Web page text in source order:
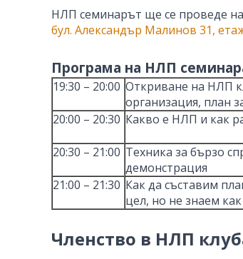
НЛП семинарът ще се проведе на
бул. Александър Малинов 31,
Програма на НЛП
19:30 – 20:00 Откриване на НЛП
организация, план
20:00 – 20:30 Какво е НЛП и как
20:30 – 21:00 Техника за бързо
демонстрация
21:00 – 21:30 Как да съставим
цел, но не знаем
Членство в НЛП